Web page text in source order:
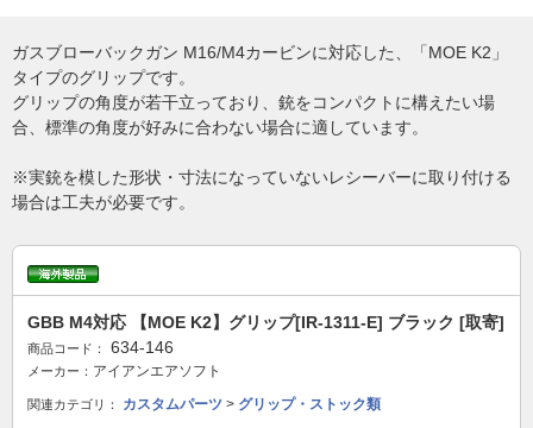
ガスブローバックガン M16/M4カービンに対応した、「MOE K2」
タイプのグリップです。
グリップの角度が若干立っており、銃をコンパクトに構えたい場
合、標準の角度が好みに合わない場合に適しています。
※実銃を模した形状・寸法になっていないレシーバーに取り付ける
場合は工夫が必要です。
GBB M4対応 【MOE K2】グリップ[IR-1311-E] ブラック [取寄]
商品コード： 634-146
メーカー： アイアンエアソフト
関連カテゴリ： カスタムパーツ > グリップ・ストック類